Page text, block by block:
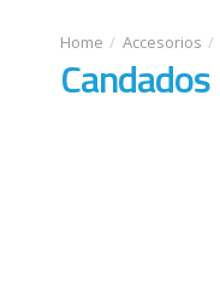
Accesorios
Candados